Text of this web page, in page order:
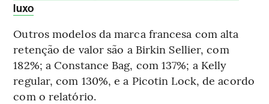
luxo
Outros modelos da marca francesa com alta
retenção de valor são a Birkin Sellier, com
182%; a Constance Bag, com 137%; a Kelly
regular, com 130%, e a Picotin Lock, de acordo
com o relatório.